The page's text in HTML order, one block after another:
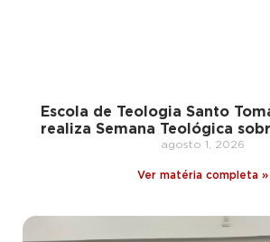
Escola de Teologia Santo
realiza Semana Teológica
agosto 1, 2026
Ver matéria completa »